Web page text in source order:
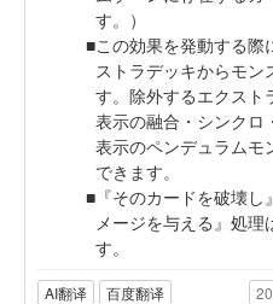
す。）
この効果を発動する際
ストラデッキからモン
す。除外するエクスト
表示の融合・シンクロ
表示のペンデュラムモ
できます。
『そのカードを破壊
メージを与える』処
す。
AI翻译 百度翻译